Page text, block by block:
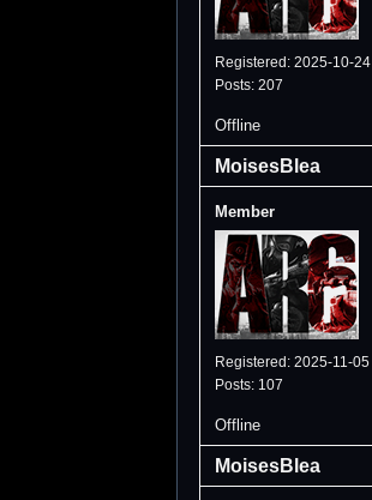
Registered: 2025-10-24
Posts: 207
Offline
MoisesBlea
Member
Registered: 2025-11-05
Posts: 107
Offline
MoisesBlea